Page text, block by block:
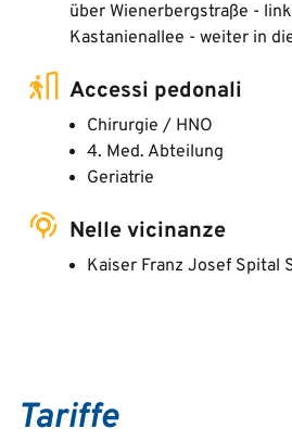
über Wienerbergstraße -
Kastanienallee - weiter in
Accessi pedonali
Chirurgie / HNO
4. Med. Abteilung
Geriatrie
Nelle vicinanze
Kaiser Franz Josef Spital
Tariffe